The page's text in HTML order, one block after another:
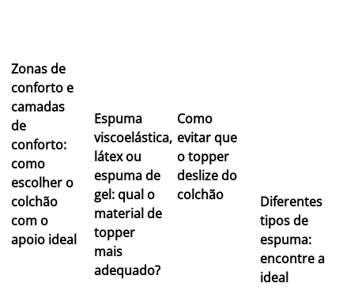
Zonas de
conforto e
camadas
de
conforto:
como
escolher o
colchão
com o
apoio ideal
Espuma
viscoelástica,
látex ou
espuma de
gel: qual o
material de
topper
mais
adequado?
Como
evitar que
o topper
deslize do
colchão
Diferentes
tipos de
espuma:
encontre a
ideal